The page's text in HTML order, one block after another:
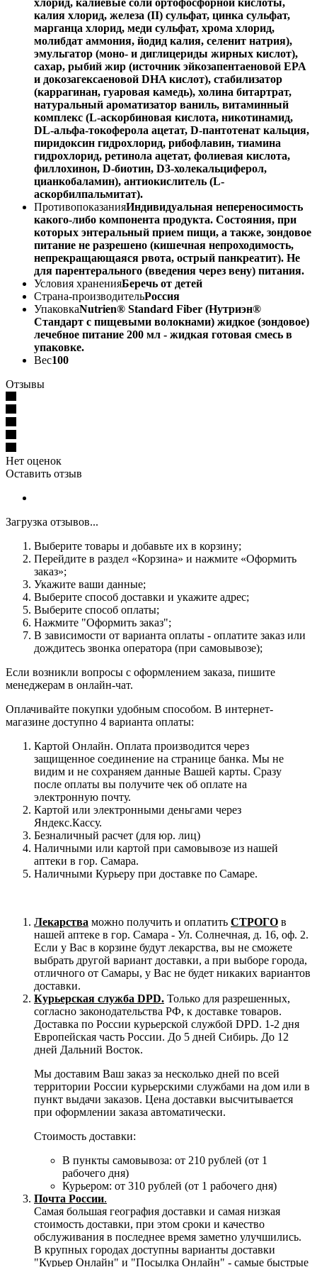
калия хлорид, железа (II) сульфат, цинка сульфат,
марганца хлорид, меди сульфат, хрома хлорид,
молибдат аммония, йодид калия, селенит натрия),
эмульгатор (моно- и диглицериды жирных кислот),
сахар, рыбий жир (источник эйкозапентаеновой EPA
и докозагексаеновой DHA кислот), стабилизатор
(каррагинан, гуаровая камедь), холина битартрат,
натуральный ароматизатор ваниль, витаминный
комплекс (L-аскорбиновая кислота, никотинамид,
DL-альфа-токоферола ацетат, D-пантотенат кальция,
пиридоксин гидрохлорид, рибофлавин, тиамина
гидрохлорид, ретинола ацетат, фолиевая кислота,
филлохинон, D-биотин, D3-холекальциферол,
цианкобаламин), антиокислитель (L-
аскорбилпальмитат).
ПротивопоказанияИндивидуальная непереносимость
какого-либо компонента продукта. Состояния, при
которых энтеральный прием пищи, а также, зондовое
питание не разрешено (кишечная непроходимость,
непрекращающаяся рвота, острый панкреатит). Не
для парентерального (введения через вену) питания.
Условия храненияБеречь от детей
Страна-производительРоссия
УпаковкаNutrien® Standard Fiber (Нутриэн®
Стандарт c пищевыми волокнами) жидкое (зондовое)
лечебное питание 200 мл - жидкая готовая смесь в
упаковке.
Вес100
Отзывы
Нет оценок
Оставить отзыв
Загрузка отзывов...
Выберите товары и добавьте их в корзину;
Перейдите в раздел «Корзина» и нажмите «Оформить
заказ»;
Укажите ваши данные;
Выберите способ доставки и укажите адрес;
Выберите способ оплаты;
Нажмите "Оформить заказ";
В зависимости от варианта оплаты - оплатите заказ или
дождитесь звонка оператора (при самовывозе);
Если возникли вопросы с оформлением заказа, пишите
менеджерам в онлайн-чат.
Оплачивайте покупки удобным способом. В интернет-
магазине доступно 4 варианта оплаты:
Картой Онлайн. Оплата производится через
защищенное соединение на странице банка. Мы не
видим и не сохраняем данные Вашей карты. Сразу
после оплаты вы получите чек об оплате на
электронную почту.
Картой или электронными деньгами через
Яндекс.Кассу.
Безналичный расчет (для юр. лиц)
Наличными или картой при самовывозе из нашей
аптеки в гор. Самара.
Наличными Курьеру при доставке по Самаре.
Лекарства можно получить и оплатить СТРОГО в
нашей аптеке в гор. Самара - Ул. Солнечная, д. 16, оф. 2.
Если у Вас в корзине будут лекарства, вы не сможете
выбрать другой вариант доставки, а при выборе города,
отличного от Самары, у Вас не будет никаких вариантов
доставки.
Курьерская служба DPD. Только для разрешенных,
согласно законодательства РФ, к доставке товаров.
Доставка по России курьерской службой DPD. 1-2 дня
Европейская часть России. До 5 дней Сибирь. До 12
дней Дальний Восток.
Мы доставим Ваш заказ за несколько дней по всей
территории России курьерскими службами на дом или в
пункт выдачи заказов. Цена доставки высчитывается
при оформлении заказа автоматически.
Стоимость доставки:
В пункты самовывоза: от 210 рублей (от 1
рабочего дня)
Курьером: от 310 рублей (от 1 рабочего дня)
Почта России.
Самая большая география доставки и самая низкая
стоимость доставки, при этом сроки и качество
обслуживания в последнее время заметно улучшились.
В крупных городах доступны варианты доставки
"Курьер Онлайн" и "Посылка Онлайн" - самые быстрые